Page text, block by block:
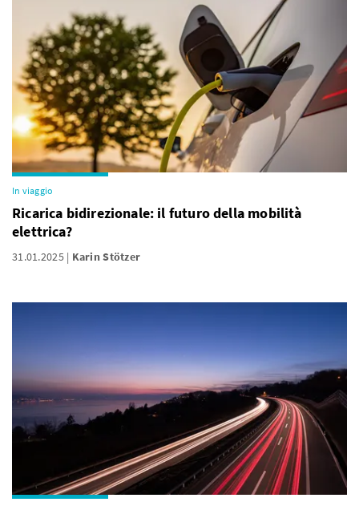
In viaggio
Ricarica bidirezionale: il futuro della mobilità
elettrica?
31.01.2025 Karin Stötzer